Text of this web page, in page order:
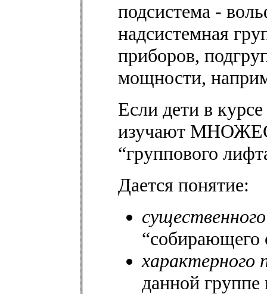
подсистема -
надсистемная
приборов,
мощности,
Если дети в
изучают
“группового
Дается понятие:
“собирающего
характерного
данной группе